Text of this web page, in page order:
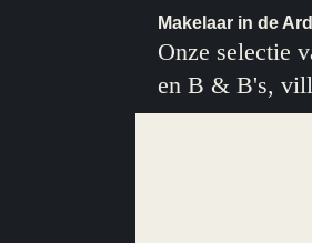
Makelaar in de
Onze selectie
en B & B's,